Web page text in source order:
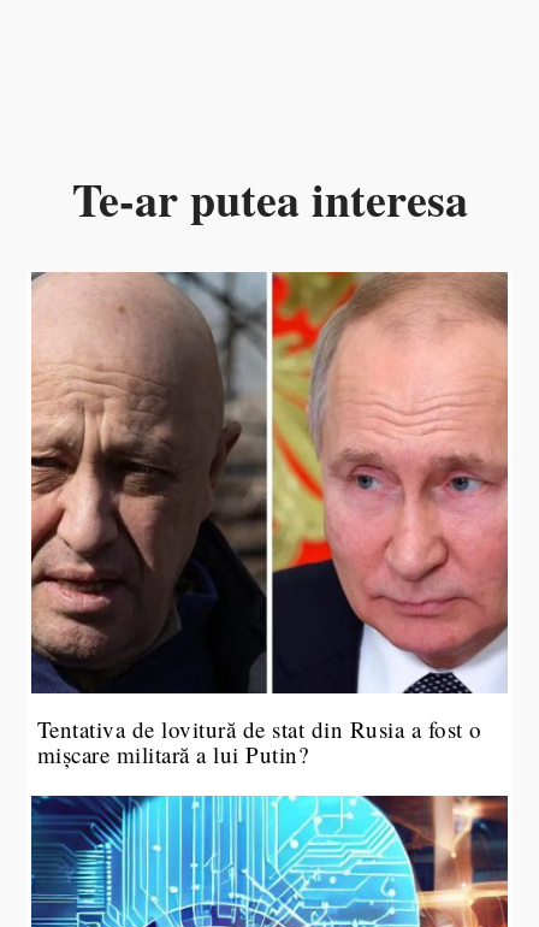
Te-ar putea interesa
Tentativa de lovitură de stat din Rusia a fost o
mișcare militară a lui Putin?